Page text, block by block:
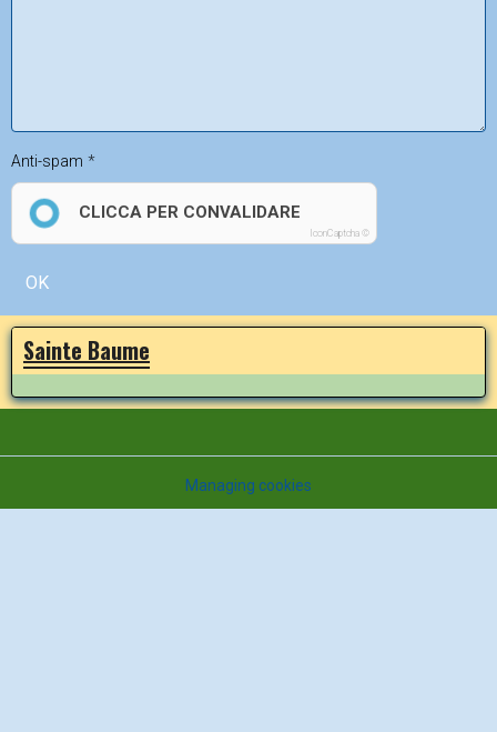
Anti-spam
CLICCA PER CONVALIDARE
IconCaptcha ©
OK
Sainte Baume
Managing cookies